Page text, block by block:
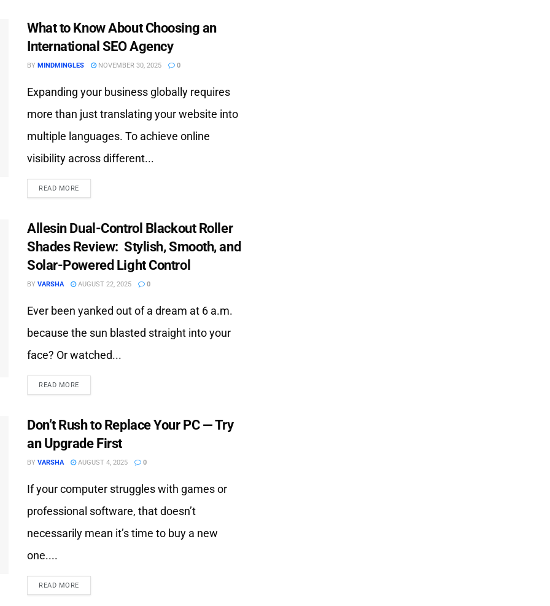
What to Know About Choosing an
International SEO Agency
BY MINDMINGLES NOVEMBER 30, 2025 0
Expanding your business globally requires
more than just translating your website into
multiple languages. To achieve online
visibility across different...
READ MORE
Allesin Dual-Control Blackout Roller
Shades Review: Stylish, Smooth, and
Solar-Powered Light Control
BY VARSHA AUGUST 22, 2025 0
Ever been yanked out of a dream at 6 a.m.
because the sun blasted straight into your
face? Or watched...
READ MORE
Don’t Rush to Replace Your PC — Try
an Upgrade First
BY VARSHA AUGUST 4, 2025 0
If your computer struggles with games or
professional software, that doesn’t
necessarily mean it’s time to buy a new
one....
READ MORE